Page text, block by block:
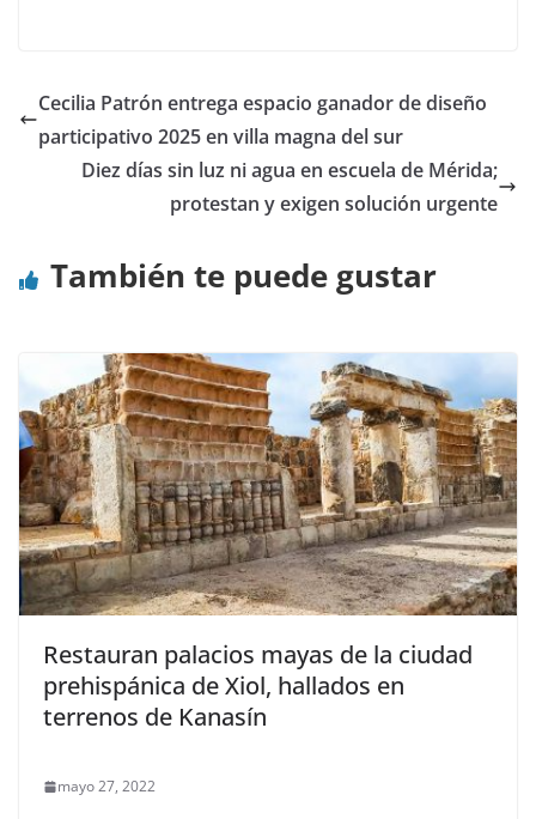
Cecilia Patrón entrega espacio ganador de diseño
participativo 2025 en villa magna del sur
Diez días sin luz ni agua en escuela de Mérida;
protestan y exigen solución urgente
También te puede gustar
Restauran palacios mayas de la ciudad
prehispánica de Xiol, hallados en
terrenos de Kanasín
mayo 27, 2022